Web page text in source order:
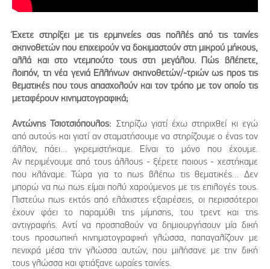
Έχετε στηρίξει με τις ερμηνείες σας πολλές από τις ταινίες
σκηνοθετών που επιχειρούν να δοκιμαστούν στη μικρού μήκους,
αλλά και στο ντεμπούτο τους στη μεγάλου. Πώς βλέπετε,
λοιπόν, τη νέα γενιά Ελλήνων σκηνοθετών/-τριών ως προς τις
θεματικές που τους απασχολούν και τον τρόπο με τον οποίο τις
μεταφέρουν κινηματογραφικά;
Αντώνης Τσιοτσιόπουλος: Στηρίζω γιατί έχω στηριχθεί κι εγώ
από αυτούς και γιατί αν σταματήσουμε να στηρίζουμε ο ένας τον
άλλον, πάει… γκρεμιστήκαμε. Είναι το μόνο που έχουμε.
Αν περιμένουμε από τους άλλους - ξέρετε ποιους - χεστήκαμε
που κλάναμε. Τώρα για το πως βλέπω τις θεματικές… Δεν
μπορώ να πω πως είμαι πολύ χαρούμενος με τις επιλογές τους.
Πιστεύω πως εκτός από ελάχιστες εξαιρέσεις, οι περισσότεροι
έχουν φάει το παραμύθι της μίμησης, του τρεντ και της
αντιγραφής. Αντί να προσπαθούν να δημιουργήσουν μία δική
τους προσωπική κινηματογραφική γλώσσα, παπαγαλίζουν με
πενιχρά μέσα την γλώσσα αυτών, που μιλήσανε με την δική
τους γλώσσα και φτιάξανε ωραίες ταινίες.